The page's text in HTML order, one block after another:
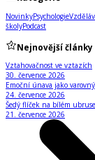
NovinkyPsychologie
školyPodcast
Nejnovější články
Vztahovačnost ve vztazích
30. července 2026
Emoční únava jako
24. července 2026
Šedý flíček na bílém
21. července 2026